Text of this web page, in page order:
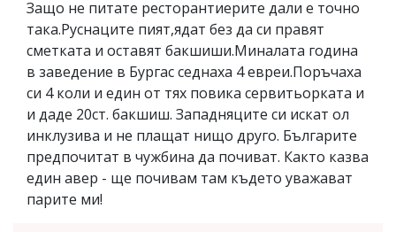
Защо не питате ресторантиерите дали е точно
така.Руснаците пият,ядат без да си правят
сметката и оставят бакшиши.Миналата година
в заведение в Бургас седнаха 4 евреи.Поръчаха
си 4 коли и един от тях повика сервитьорката и
и даде 20ст. бакшиш. Западняците си искат ол
инклузива и не плащат нищо друго. Българите
предпочитат в чужбина да почиват. Както казва
един авер - ще почивам там където уважават
парите ми!